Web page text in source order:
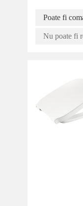
Poate fi
Nu poate fi